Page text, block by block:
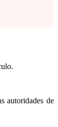
autoridades de